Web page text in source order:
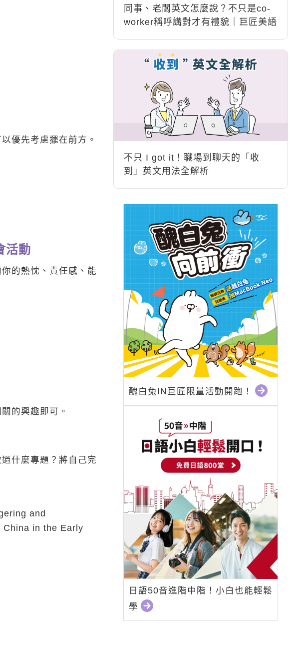
優先考慮擺在前方。
活動
的熱忱、責任感、能
的興趣即可。
什麼專題？將自己完
and
in the Early
同事、老闆英文怎麼說？不只是co-
worker稱呼講對才有禮貌｜巨匠美語
不只 I got it！職場到聊天的「收
到」英文用法全解析
醜白兔IN巨匠限量活動開跑！
日語50音進階中階！小白也能輕鬆
學